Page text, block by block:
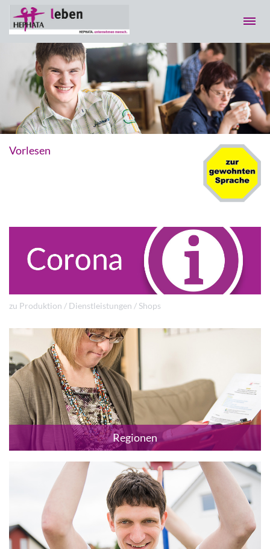
Vorlesen
zu Produktion / Dienstleistungen / Shops
Regionen